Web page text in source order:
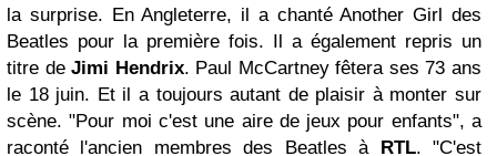
la surprise. En Angleterre, il a chanté Another Girl des
Beatles pour la première fois. Il a également repris un
titre deJimi Hendrix. Paul McCartney fêtera ses 73 ans
le 18 juin. Et il a toujours autant de plaisir à monter sur
scène. "Pour moi c'est une aire de jeux pour enfants", a
raconté l'ancien membres des Beatles à RTL. "C'est